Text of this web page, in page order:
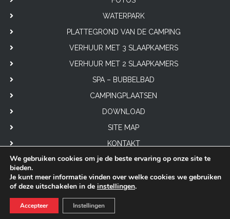
WATERPARK
PLATTEGROND VAN DE CAMPING
VERHUUR MET 3 SLAAPKAMERS
VERHUUR MET 2 SLAAPKAMERS
SPA – BUBBELBAD
CAMPINGPLAATSEN
DOWNLOAD
SITE MAP
KONTAKT
© 2026Château de Lez-Eaux| Tous droits réservés |
Politiques de confidentialité
We gebruiken cookies om je de beste ervaring op onze site te
bieden.
Je kunt meer informatie vinden over welke cookies we gebruiken
of deze uitschakelen in de instellingen.
Accepteer Instellingen